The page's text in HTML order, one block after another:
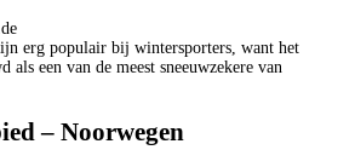
erg populair bij wintersporters, want het
als een van de meest sneeuwzekere van
– Noorwegen